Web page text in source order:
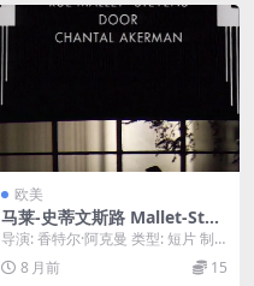
欧美
马莱-史蒂文斯路 Mallet-Stev
ens (1986)
导演: 香特尔·阿克曼 类型: 短片 制
片国家/地区: 法国 语言: 法语 片长...
8 月前 15